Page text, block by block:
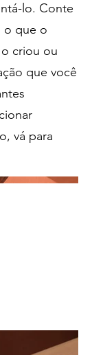
lo. Conte
o que o
criou ou
que você
vá para